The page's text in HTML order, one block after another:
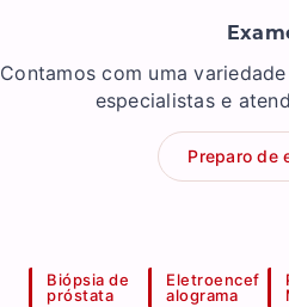
Contamos com uma
especialistas e
Preparo de
Biópsia de
próstata
Eletroencef
alograma